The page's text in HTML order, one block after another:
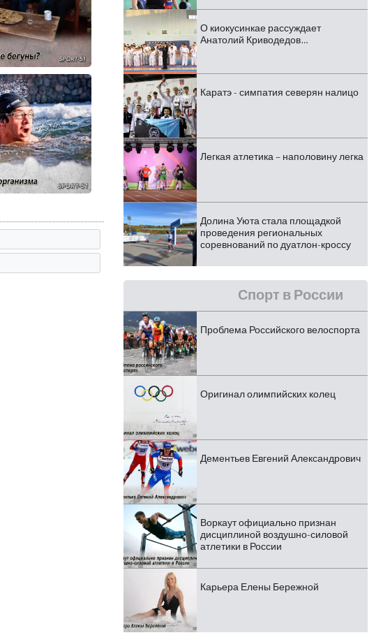
О киокусинкае рассуждает
Анатолий Криводедов…
Каратэ - симпатия северян налицо
Легкая атлетика – наполовину легка
Долина Уюта стала площадкой
проведения региональных
соревнований по дуатлон-кроссу
Спорт в России
Проблема Российского велоспорта
Оригинал олимпийских колец
Дементьев Евгений Александрович
Воркаут официально признан
дисциплиной воздушно-силовой
атлетики в России
Карьера Елены Бережной